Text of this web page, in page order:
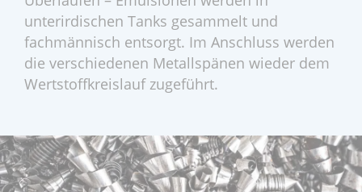
unterirdischen Tanks gesammelt und
fachmännisch entsorgt. Im Anschluss werden
die verschiedenen Metallspänen wieder dem
Wertstoffkreislauf zugeführt.